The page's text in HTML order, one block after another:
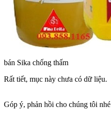
bán Sika chống thấm
Rất tiết, mục này chưa có dữ liệu.
Góp ý, phản hồi cho chúng tôi nhé